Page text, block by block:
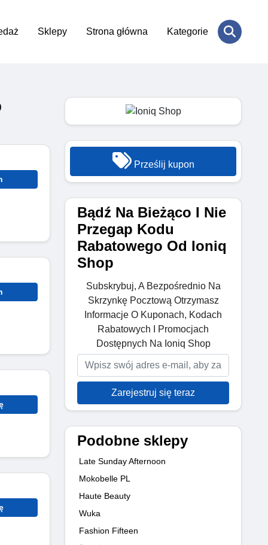
Sklepy Strona główna Kategorie
Prześlij kupon
Bądź Na Bieżąco I Nie
Przegap Kodu
Rabatowego Od Ioniq
Shop
Subskrybuj, A Bezpośrednio Na
Skrzynkę Pocztową Otrzymasz
Informacje O Kuponach, Kodach
Rabatowych I Promocjach
Dostępnych Na Ioniq Shop
Zarejestruj się teraz
Podobne sklepy
Late Sunday Afternoon
Mokobelle PL
Haute Beauty
Wuka
Fashion Fifteen